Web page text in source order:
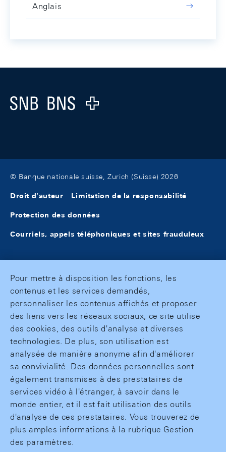
Anglais
Logo
© Banque nationale suisse, Zurich (Suisse) 2026
Droit d'auteur Limitation de la responsabilité
Protection des données
Courriels, appels téléphoniques et sites frauduleux
Pour mettre à disposition les fonctions, les
contenus et les services demandés,
personnaliser les contenus affichés et proposer
des liens vers les réseaux sociaux, ce site utilise
des cookies, des outils d'analyse et diverses
technologies. De plus, son utilisation est
analysée de manière anonyme afin d'améliorer
sa convivialité. Des données personnelles sont
également transmises à des prestataires de
services vidéo à l'étranger, à savoir dans le
monde entier, et il est fait utilisation des outils
d'analyse de ces prestataires. Vous trouverez de
plus amples informations à la rubrique Gestion
des paramètres.